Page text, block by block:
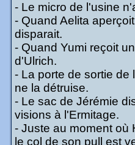
- Le micro de l'usine
- Quand Aelita
disparait.
- Quand Yumi reçoit
d'Ulrich.
- La porte de sortie de
ne la détruise.
- Le sac de Jérémie
visions à l'Ermitage.
- Juste au moment où
le col de son pull est